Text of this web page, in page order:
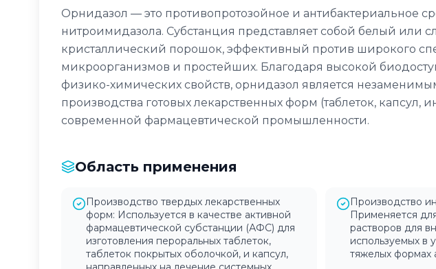
Орнидазол — это противопротозойное и антибактериальное
нитроимидазола. Субстанция представляет собой белый или
кристаллический порошок, эффективный против широкого
микроорганизмов и простейших. Благодаря высокой
физико-химических свойств, орнидазол является
производства готовых лекарственных форм (таблеток, капсул,
современной фармацевтической промышленности.
Область применения
Производство твердых лекарственных
форм: Используется в качестве активной
фармацевтической субстанции (АФС) для
изготовления пероральных таблеток,
таблеток покрытых оболочкой, и капсул,
Производство
Применяется
растворов для
используемых в
тяжелых формах